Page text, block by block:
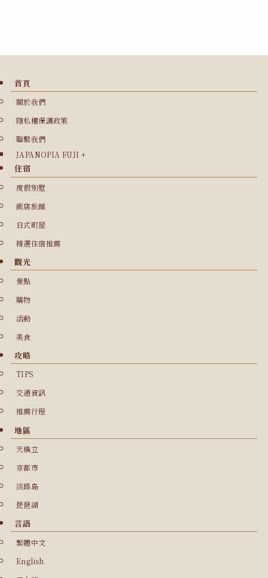
首頁
關於我們
隱私權保護政策
聯繫我們
JAPANOPIA FUJI +
住宿
度假別墅
飯店旅館
日式町屋
精選住宿推薦
觀光
景點
購物
活動
美食
攻略
TIPS
交通資訊
推薦行程
地區
天橋立
京都市
淡路島
琵琶湖
言語
繁體中文
English